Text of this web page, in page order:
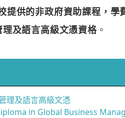
提供的非政府資助課程，學
及語言高級文憑資格。
理及語言高級文憑
in Global Business